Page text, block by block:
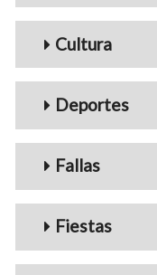
Cultura
Deportes
Fallas
Fiestas